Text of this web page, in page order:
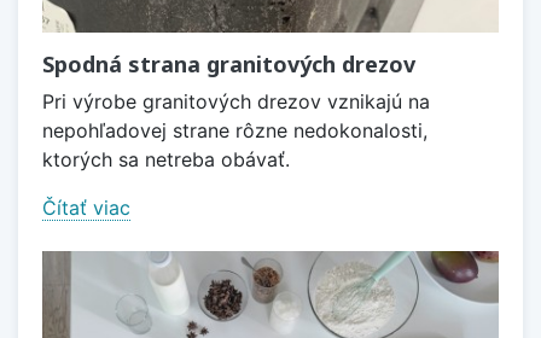
Spodná strana granitových drezov
Pri výrobe granitových drezov vznikajú na
nepohľadovej strane rôzne nedokonalosti,
ktorých sa netreba obávať.
Čítať viac